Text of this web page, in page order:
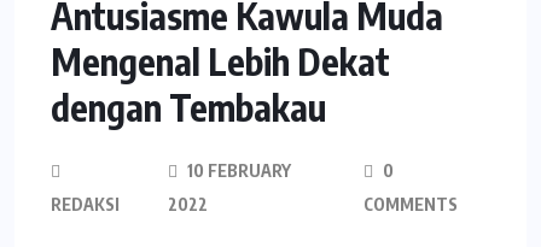
Antusiasme Kawula Muda
Mengenal Lebih Dekat
dengan Tembakau
REDAKSI
10 FEBRUARY
2022
0
COMMENTS